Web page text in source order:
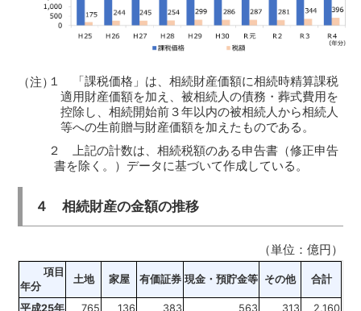
（注）１ 「課税価格」は、相続財産価額に相続時精算課税
適用財産価額を加え、被相続人の債務・葬式費用を
控除し、相続開始前３年以内の被相続人から相続人
等への生前贈与財産価額を加えたものである。
２ 上記の計数は、相続税額のある申告書（修正申告
書を除く。）データに基づいて作成している。
４ 相続財産の金額の推移
（単位：億円）
項目
年分
土地 家屋 有価証券 現金・預貯金等 その他 合計
平成25年 765 136 383 563 313
2,160